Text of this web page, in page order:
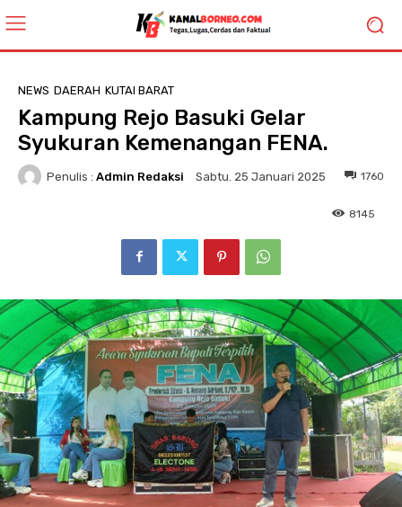
NEWS DAERAH KUTAI BARAT
Kampung Rejo Basuki Gelar
Syukuran Kemenangan FENA.
Penulis : Admin Redaksi Sabtu. 25 Januari 2025 1760
8145